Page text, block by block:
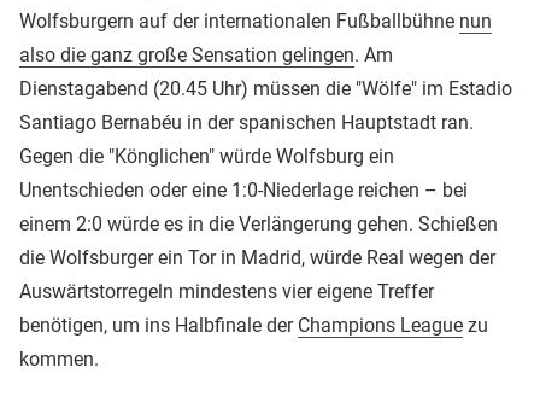
Wolfsburgern auf der internationalen Fußballbühne nun
also die ganz große Sensation gelingen. Am
Dienstagabend (20.45 Uhr) müssen die "Wölfe" im Estadio
Santiago Bernabéu in der spanischen Hauptstadt ran.
Gegen die "Könglichen" würde Wolfsburg ein
Unentschieden oder eine 1:0-Niederlage reichen – bei
einem 2:0 würde es in die Verlängerung gehen. Schießen
die Wolfsburger ein Tor in Madrid, würde Real wegen der
Auswärtstorregeln mindestens vier eigene Treffer
benötigen, um ins Halbfinale der Champions League zu
kommen.